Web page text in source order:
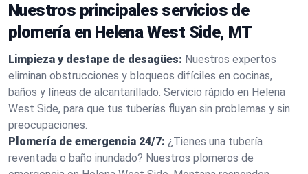
Nuestros principales servicios de
plomería en Helena West Side, MT
Limpieza y destape de desagües: Nuestros expertos
eliminan obstrucciones y bloqueos difíciles en cocinas,
baños y líneas de alcantarillado. Servicio rápido en Helena
West Side, para que tus tuberías fluyan sin problemas y sin
preocupaciones.
Plomería de emergencia 24/7: ¿Tienes una tubería
reventada o baño inundado? Nuestros plomeros de